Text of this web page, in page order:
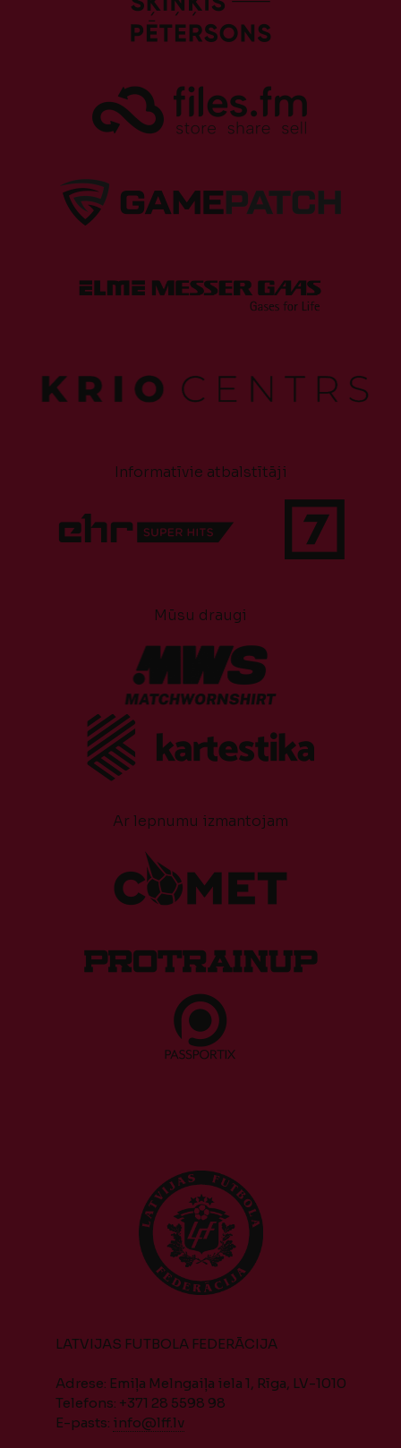
Informatīvie atbalstītāji
Mūsu draugi
Ar lepnumu izmantojam
LATVIJAS FUTBOLA FEDERĀCIJA
Adrese: Emiļa Melngaiļa iela 1, Rīga, LV-1010
Telefons: +371 28 5598 98
E-pasts: info@lff.lv